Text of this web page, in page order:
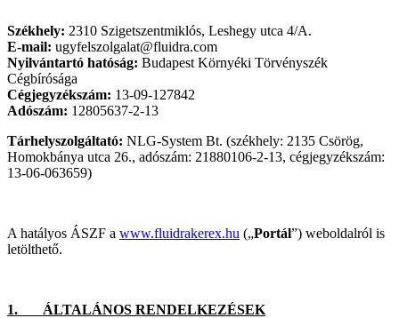
Székhely: 2310 Szigetszentmiklós, Leshegy utca 4/A.
E-mail: ugyfelszolgalat@fluidra.com
Nyilvántartó hatóság: Budapest Környéki Törvényszék
Cégbírósága
Cégjegyzékszám: 13-09-127842
Adószám: 12805637-2-13
Tárhelyszolgáltató: NLG-System Bt. (székhely: 2135 Csörög,
Homokbánya utca 26., adószám: 21880106-2-13, cégjegyzékszám:
13-06-063659)
A hatályos ÁSZF a www.fluidrakerex.hu („Portál”) weboldalról is
letölthető.
1. ÁLTALÁNOS RENDELKEZÉSEK